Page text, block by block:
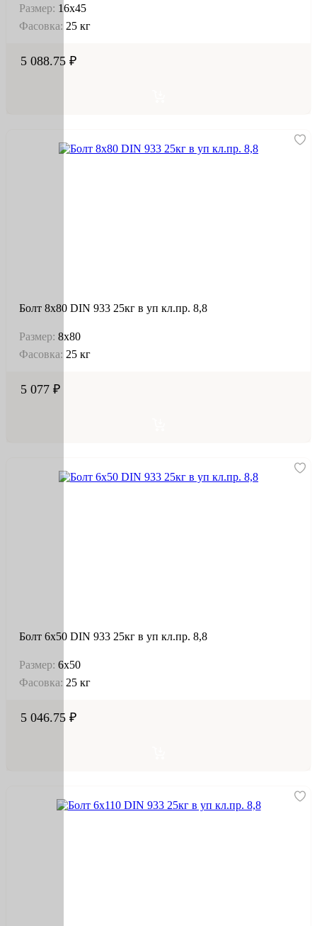
Размер: 16х45
Фасовка: 25 кг
5 088.75 ₽
Болт 8х80 DIN 933 25кг в уп кл.пр. 8,8
Размер: 8х80
Фасовка: 25 кг
5 077 ₽
Болт 6х50 DIN 933 25кг в уп кл.пр. 8,8
Размер: 6х50
Фасовка: 25 кг
5 046.75 ₽